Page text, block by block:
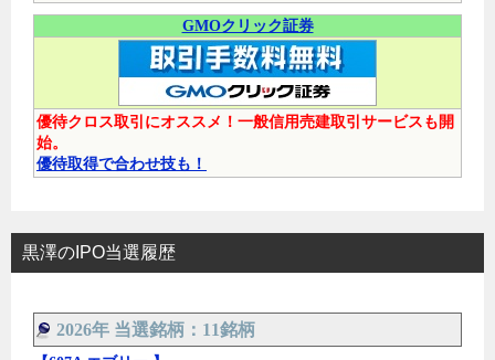
GMOクリック証券
優待クロス取引にオススメ！一般信用売建取引サービスも開
始。
優待取得で合わせ技も！
黒澤のIPO当選履歴
2026年 当選銘柄：11銘柄